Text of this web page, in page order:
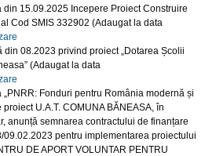
din 15.09.2025 Incepere Proiect Construire
Cod SMIS 332902 (Adaugat la data
din 08.2023 privind proiect „Dotarea Școlii
(Adaugat la data
Fonduri pentru România modernă și
proiect U.A.T. COMUNA BĂNEASA, în
anunță semnarea contractului de finanțare
09.02.2023 pentru implementarea proiectului
DE APORT VOLUNTAR PENTRU